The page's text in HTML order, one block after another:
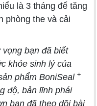
là 3 tháng để tăng
phòng the và cải
bạn đã biết
khỏe sinh lý của
phẩm BoniSeal +
độ, bản lĩnh phái
bạn đã theo dõi bài